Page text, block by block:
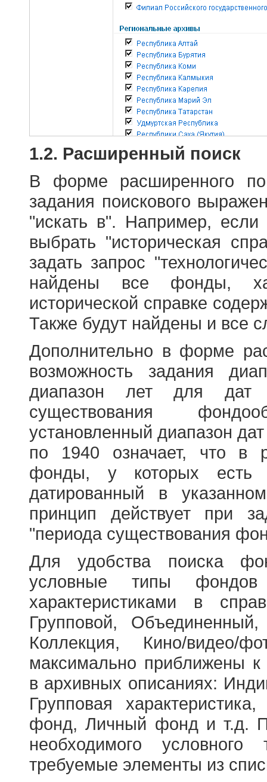
1.2. Расширенный поиск
В форме расширенного
задания поискового
"искать в". Например,
выбрать "историческая
задать запрос
найдены все фонды,
исторической справке
Также будут найдены и все
Дополнительно в форме
возможность задания
диапазон лет для
существования
установленный диапазон
по 1940 означает, что в
фонды, у которых есть
датированный в
принцип действует при
"периода существования
Для удобства поиска
условные типы
характеристиками в
Групповой,
Коллекция, Кино/
максимально приближены
в архивных описаниях:
Групповая
фонд, Личный фонд и т.д.
необходимого
требуемые элементы из